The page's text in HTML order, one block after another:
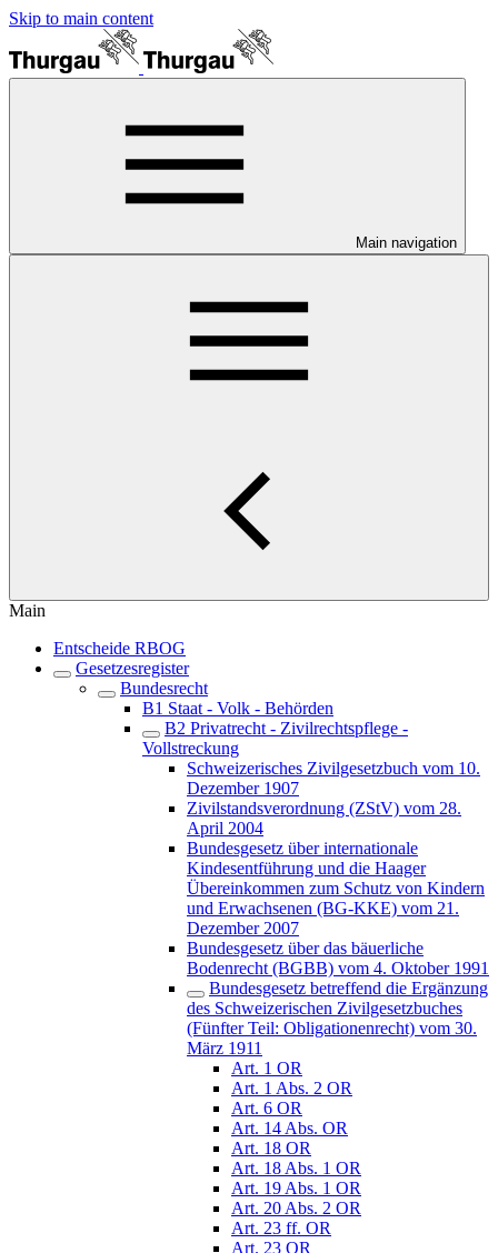
Skip to main content
Main navigation
Main
Entscheide RBOG
Gesetzesregister
Bundesrecht
B1 Staat - Volk - Behörden
B2 Privatrecht - Zivilrechtspflege -
Vollstreckung
Schweizerisches Zivilgesetzbuch vom 10.
Dezember 1907
Zivilstandsverordnung (ZStV) vom 28.
April 2004
Bundesgesetz über internationale
Kindesentführung und die Haager
Übereinkommen zum Schutz von Kindern
und Erwachsenen (BG-KKE) vom 21.
Dezember 2007
Bundesgesetz über das bäuerliche
Bodenrecht (BGBB) vom 4. Oktober 1991
Bundesgesetz betreffend die Ergänzung
des Schweizerischen Zivilgesetzbuches
(Fünfter Teil: Obligationenrecht) vom 30.
März 1911
Art. 1 OR
Art. 1 Abs. 2 OR
Art. 6 OR
Art. 14 Abs. OR
Art. 18 OR
Art. 18 Abs. 1 OR
Art. 19 Abs. 1 OR
Art. 20 Abs. 2 OR
Art. 23 ff. OR
Art. 23 OR